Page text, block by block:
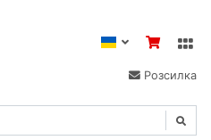
Розсилка